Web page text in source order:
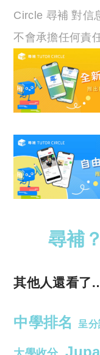
Circle 尋補 對信
不會承擔任何責任
尋補
其他人還看
中學排名 呈分